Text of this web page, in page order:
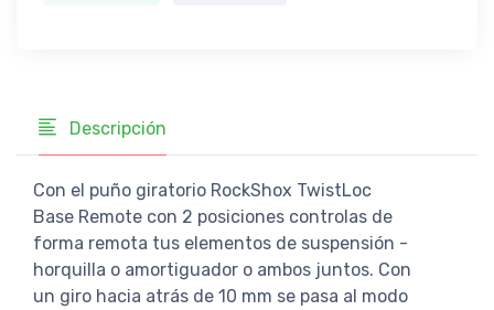
Descripción
Con el puño giratorio RockShox TwistLoc
Base Remote con 2 posiciones controlas de
forma remota tus elementos de suspensión -
horquilla o amortiguador o ambos juntos. Con
un giro hacia atrás de 10 mm se pasa al modo